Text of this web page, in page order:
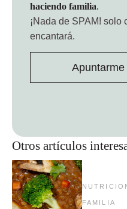
Otros artículos
FAMILIA
haciendo familia.
¡Nada de SPAM! solo
encantará.